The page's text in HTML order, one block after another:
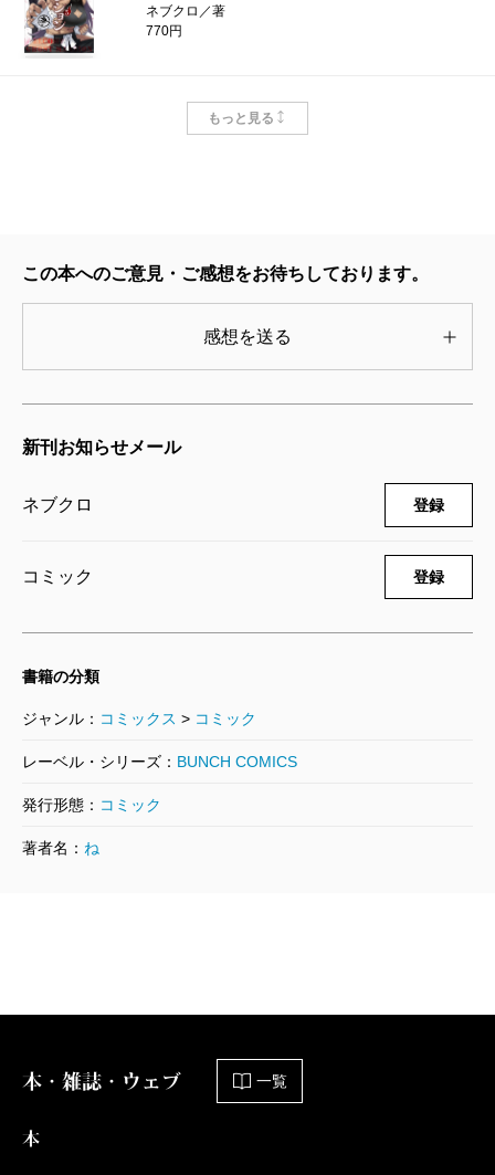
ネブクロ／著
770円
訳アリ心霊マンション 4巻
2024/09/09
2024/01/09
2023/05/09
770円
もっと見る
この本へのご意見・ご感想をお待ちしております。
感想を送る
新刊お知らせメール
ネブクロ 登録
コミック 登録
書籍の分類
ジャンル： コミックス > コミック
レーベル・シリーズ： BUNCH COMICS
発行形態： コミック
著者名： ね
本・雑誌・ウェブ 一覧
本